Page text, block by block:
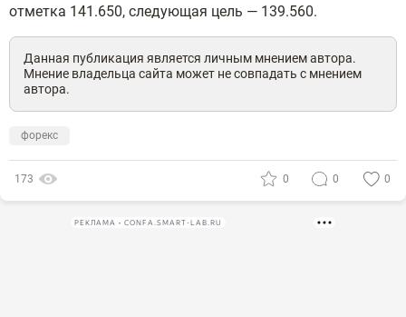
отметка 141.650, следующая цель — 139.560.
Данная публикация является личным мнением автора.
Мнение владельца сайта может не совпадать с мнением
автора.
форекс
173 0 0 0
РЕКЛАМА • CONFA.SMART-LAB.RU